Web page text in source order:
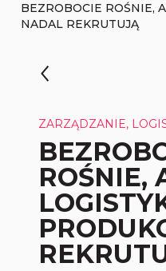
BEZROBOCIE ROŚNIE,
NADAL REKRUTUJĄ
ZARZĄDZANIE,
ROŚNIE,